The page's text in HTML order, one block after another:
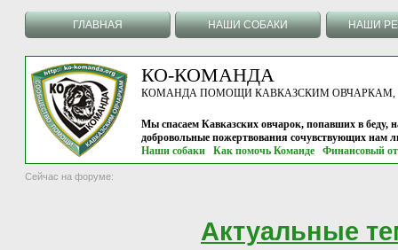
ГЛАВНАЯ НАШИ СОБАКИ НАШИ
КО-КОМАНДА
КОМАНДА ПОМОЩИ КАВКАЗСКИМ ОВЧАРКАМ, г.
Мы спасаем Кавказских овчарок, попавших в беду,
добровольные пожертвования сочувствующих нам
Наши собаки
Как помочь Команде Финансовый
Сейчас на форуме:
Актуальные